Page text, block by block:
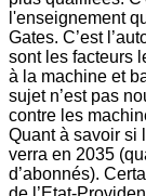
l'enseignement
Gates. C’est
sont les facteurs
à la machine et
sujet n’est pas
contre les
Quant à savoir si
verra en 2035
d’abonnés).